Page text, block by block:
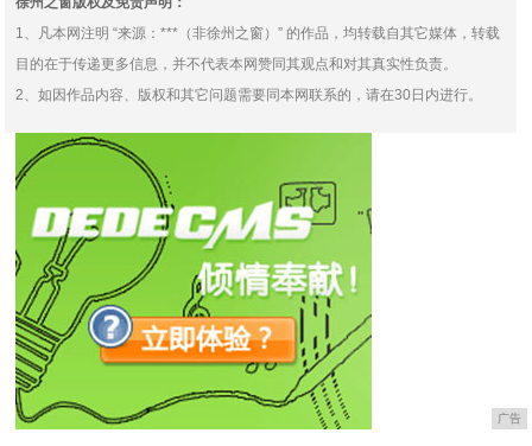
1、凡本网注明 “来源：***（非徐州之窗）” 的作品，均转载自其它媒体，转载
目的在于传递更多信息，并不代表本网赞同其观点和对其真实性负责。
2、如因作品内容、版权和其它问题需要同本网联系的，请在30日内进行。
广告